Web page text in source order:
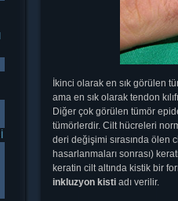
İkinci olarak en sık görülen
ama en sık olarak tendon
Diğer çok görülen tümör
tümörlerdir. Cilt hücreleri
deri değişimi sırasında ölen
hasarlanmaları sonrası)
keratin cilt altında kistik bir
inkluzyon kisti adı verilir.